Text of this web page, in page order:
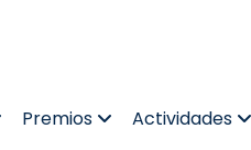
Premios Actividades